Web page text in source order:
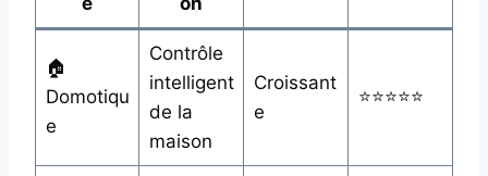
🏠
Domotiqu
e
Contrôle
intelligent
de la
maison
Croissant
e
⭐⭐⭐⭐⭐